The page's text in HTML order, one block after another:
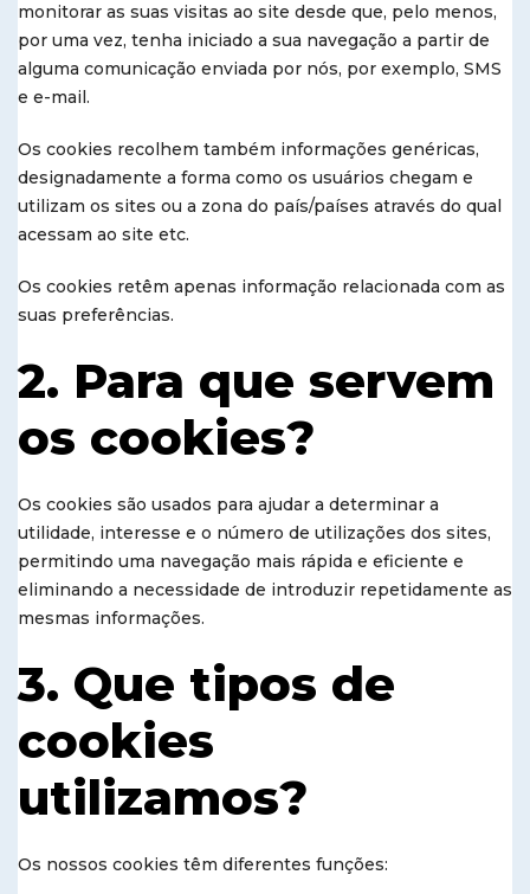
monitorar as suas visitas ao site desde que, pelo menos,
por uma vez, tenha iniciado a sua navegação a partir de
alguma comunicação enviada por nós, por exemplo, SMS
e e-mail.
Os cookies recolhem também informações genéricas,
designadamente a forma como os usuários chegam e
utilizam os sites ou a zona do país/países através do qual
acessam ao site etc.
Os cookies retêm apenas informação relacionada com as
suas preferências.
2. Para que servem
os cookies?
Os cookies são usados para ajudar a determinar a
utilidade, interesse e o número de utilizações dos sites,
permitindo uma navegação mais rápida e eficiente e
eliminando a necessidade de introduzir repetidamente as
mesmas informações.
3. Que tipos de
cookies
utilizamos?
Os nossos cookies têm diferentes funções: